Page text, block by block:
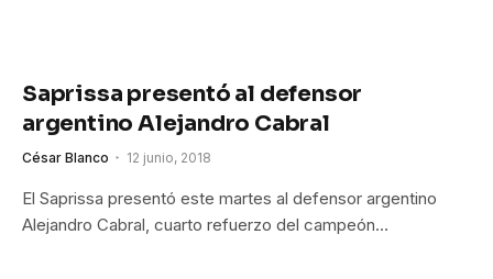
Saprissa presentó al defensor
argentino Alejandro Cabral
César Blanco 12 junio, 2018
El Saprissa presentó este martes al defensor argentino
Alejandro Cabral, cuarto refuerzo del campeón…